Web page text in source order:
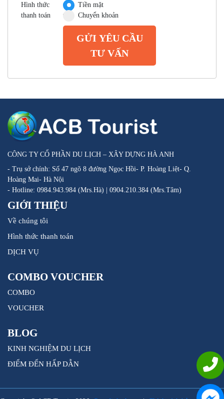
Hình thức
thanh toán
Tiền mặt
Chuyển khoản
GỬI YÊU CẦU
TƯ VẤN
CÔNG TY CỔ PHẦN DU LỊCH – XÂY DỰNG HÀ ANH
- Trụ sở chính: Số 47 ngõ 8 đường Ngọc Hồi- P. Hoàng Liệt- Q.
Hoàng Mai- Hà Nội
- Hotline: 0984.943.984 (Mrs.Hà) | 0904.210.384 (Mrs.Tâm)
GIỚI THIỆU
Về chúng tôi
Hình thức thanh toán
DỊCH VỤ
COMBO VOUCHER
COMBO
VOUCHER
BLOG
KINH NGHIỆM DU LỊCH
ĐIỂM ĐẾN HẤP DẪN